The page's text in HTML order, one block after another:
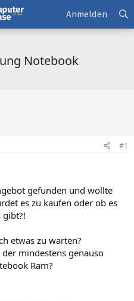
Anmelden
Notebook
#1
gefunden und wollte
es zu kaufen oder ob es
gibt?!
etwas zu warten?
der mindestens genauso
Ram?